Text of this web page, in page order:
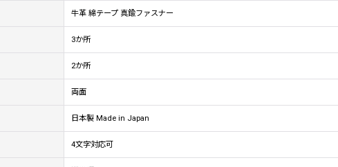
牛革 綿テープ 真鍮ファスナー
3か所
2か所
両面
日本製 Made in Japan
4文字対応可